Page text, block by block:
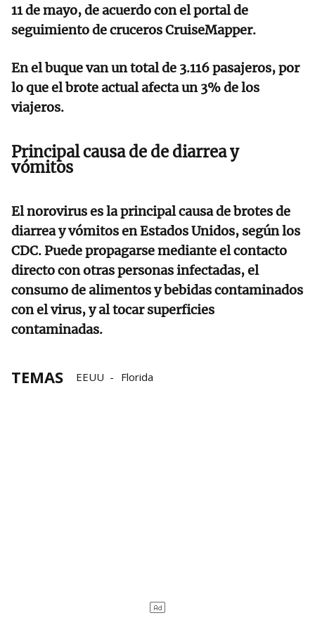
11 de mayo, de acuerdo con el portal de
seguimiento de cruceros CruiseMapper.
En el buque van un total de 3.116 pasajeros, por
lo que el brote actual afecta un 3% de los
viajeros.
Principal causa de de diarrea y
vómitos
El norovirus es la principal causa de brotes de
diarrea y vómitos en Estados Unidos, según los
CDC. Puede propagarse mediante el contacto
directo con otras personas infectadas, el
consumo de alimentos y bebidas contaminados
con el virus, y al tocar superficies
contaminadas.
TEMAS EEUU Florida